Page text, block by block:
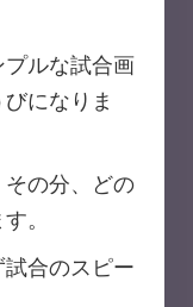
ルな試合画
になりま
の分、どの
。
合のスピー